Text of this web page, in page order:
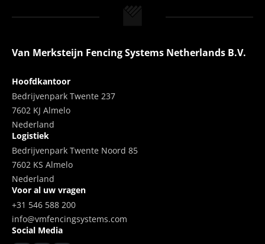
Van Merksteijn Fencing Systems Netherlands B.V.
Hoofdkantoor
Bedrijvenpark Twente 237
7602 KJ Almelo
Nederland
Logistiek
Bedrijvenpark Twente Noord 85
7602 KS Almelo
Nederland
Voor al uw vragen
+31 546 588 200
info@vmfencingsystems.com
Social Media